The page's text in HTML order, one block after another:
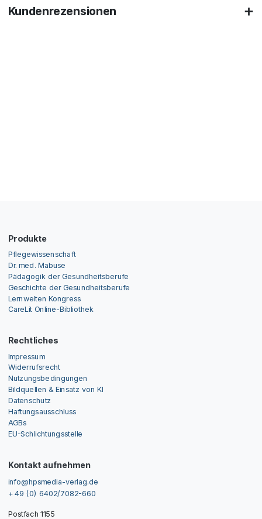
Kundenrezensionen
Produkte
Pflegewissenschaft
Dr. med. Mabuse
Pädagogik der Gesundheitsberufe
Geschichte der Gesundheitsberufe
Lernwelten Kongress
CareLit Online-Bibliothek
Rechtliches
Impressum
Widerrufsrecht
Nutzungsbedingungen
Bildquellen & Einsatz von KI
Datenschutz
Haftungsausschluss
AGBs
EU-Schlichtungsstelle
Kontakt aufnehmen
info@hpsmedia-verlag.de
+ 49 (0) 6402/7082-660
Postfach 1155